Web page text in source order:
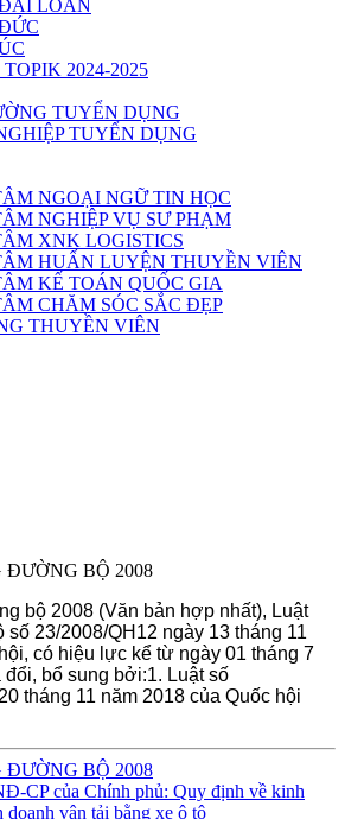
LOAN
2024-2025
TUYỂN DỤNG
TUYỂN DỤNG
NGOẠI NGỮ TIN HỌC
NGHIỆP VỤ SƯ PHẠM
XNK LOGISTICS
HUẤN LUYỆN THUYỀN VIÊN
KẾ TOÁN QUỐC GIA
CHĂM SÓC SẮC ĐẸP
THUYỀN VIÊN
BỘ 2008
bộ 2008 (Văn bản hợp nhất), Luật
23/2008/QH12 ngày 13 tháng 11
có hiệu lực kể từ ngày 01 tháng 7
bổ sung bởi:1. Luật số
tháng 11 năm 2018 của Quốc hội
BỘ 2008
CP của Chính phủ: Quy định về kinh
vận tải bằng xe ô tô